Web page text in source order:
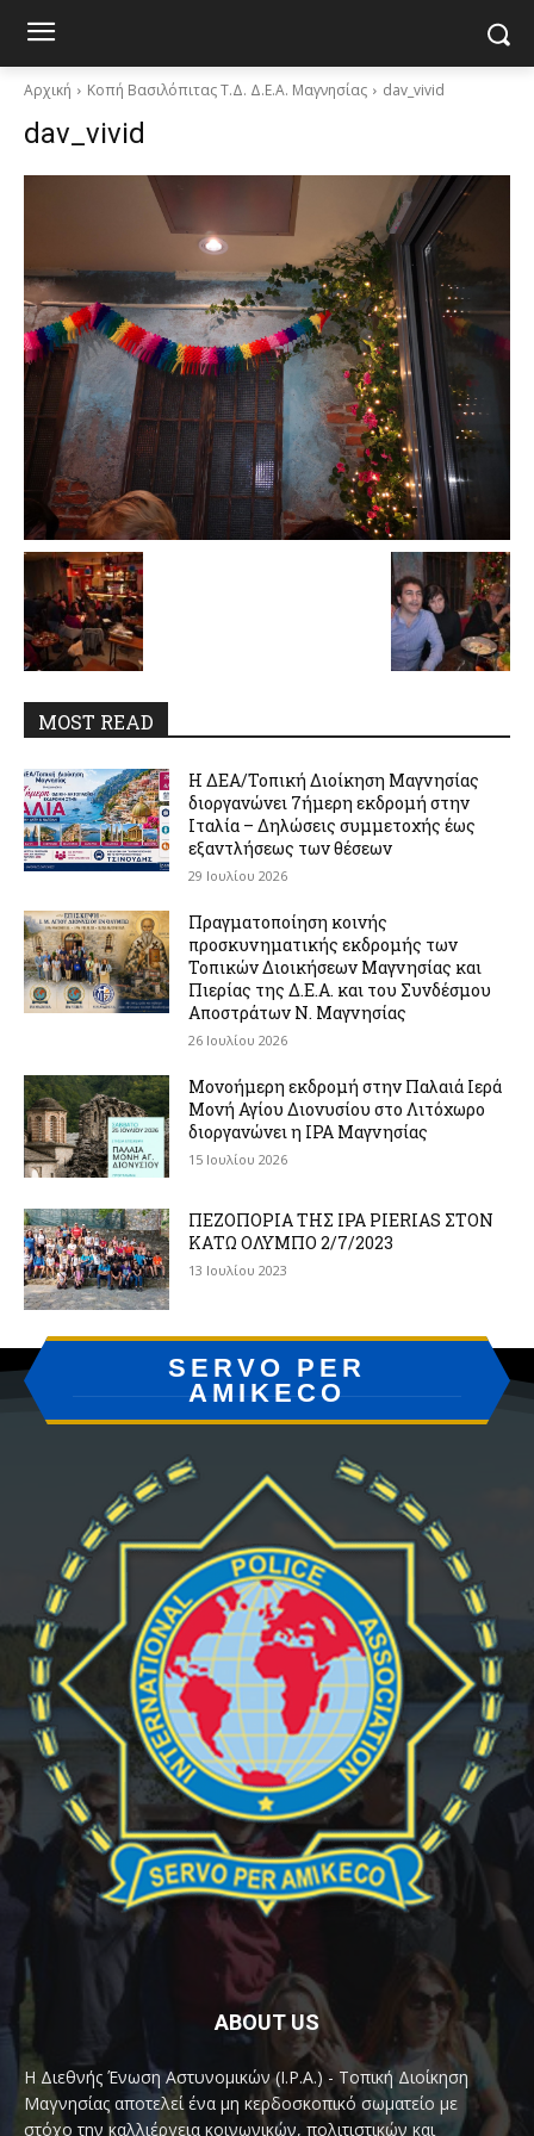
Αρχική Κοπή Βασιλόπιτας Τ.Δ. Δ.Ε.Α. Μαγνησίας dav_vivid
dav_vivid
MOST READ
Η ΔΕΑ/Τοπική Διοίκηση Μαγνησίας
διοργανώνει 7ήμερη εκδρομή στην
Ιταλία – Δηλώσεις συμμετοχής έως
εξαντλήσεως των θέσεων
29 Ιουλίου 2026
Πραγματοποίηση κοινής
προσκυνηματικής εκδρομής των
Τοπικών Διοικήσεων Μαγνησίας και
Πιερίας της Δ.Ε.Α. και του Συνδέσμου
Αποστράτων Ν. Μαγνησίας
26 Ιουλίου 2026
Μονοήμερη εκδρομή στην Παλαιά Ιερά
Μονή Αγίου Διονυσίου στο Λιτόχωρο
διοργανώνει η IPA Μαγνησίας
15 Ιουλίου 2026
ΠΕΖΟΠΟΡΙΑ ΤΗΣ IPA PIERIAS ΣΤΟΝ
ΚΑΤΩ ΟΛΥΜΠΟ 2/7/2023
13 Ιουλίου 2023
SERVO PER
AMIKECO
ABOUT US
Η Διεθνής Ένωση Αστυνομικών (I.P.A.) - Τοπική Διοίκηση
Μαγνησίας αποτελεί ένα μη κερδοσκοπικό σωματείο με
στόχο την καλλιέργεια κοινωνικών, πολιτιστικών και